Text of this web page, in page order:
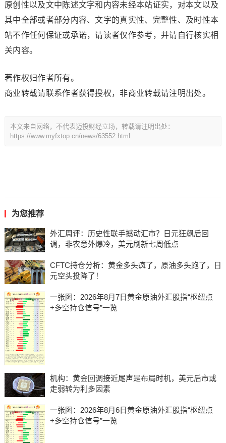
原创性以及文中陈述文字和内容未经本站证实，对本文以及
其中全部或者部分内容、文字的真实性、完整性、及时性本
站不作任何保证或承诺，请读者仅作参考，并请自行核实相
关内容。
著作权归作者所有。
商业转载请联系作者获得授权，非商业转载请注明出处。
本文来自网络，不代表迈投财经立场，转载请注明出处：
https://www.myfxtop.cn/news/63552.html
为您推荐
外汇周评：历史性联手撼动汇市？日元狂飙后回
调，非农意外爆冷，美元刷新七周低点
CFTC持仓分析：黄金多头疯了，原油多头跑了，日
元空头投降了！
一张图：2026年8月7日黄金原油外汇股指“枢纽点
+多空持仓信号”一览
机构：黄金回调接近尾声是布局时机，美元后市或
走弱转为利多因素
一张图：2026年8月6日黄金原油外汇股指“枢纽点
+多空持仓信号”一览